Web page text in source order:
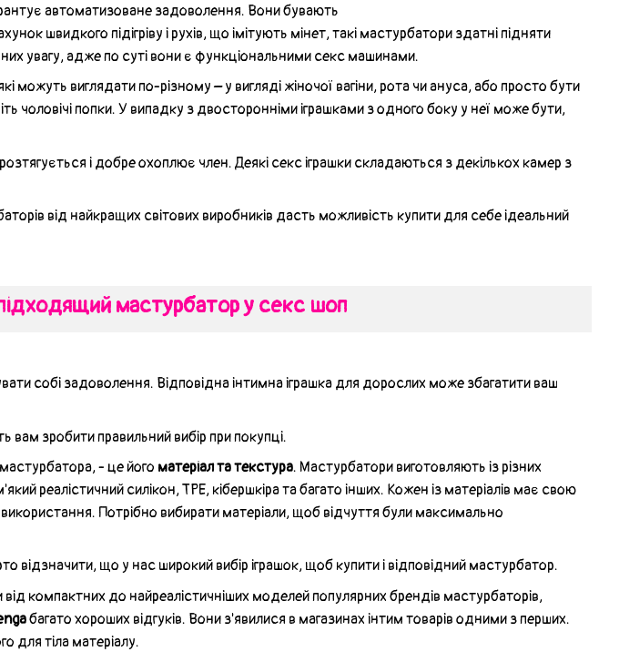
автоматизоване задоволення. Вони бувають
швидкого підігріву і рухів, що імітують мінет, такі мастурбатори здатні підняти
увагу, адже по суті вони є функціональними секс машинами.
можуть виглядати по-різному – у вигляді жіночої вагіни, рота чи ануса, або просто бути
чоловічі попки. У випадку з двосторонніми іграшками з одного боку у неї може бути,
і добре охоплює член. Деякі секс іграшки складаються з декількох камер з
від найкращих світових виробників дасть можливість купити для себе ідеальний
мастурбатор у секс шоп
собі задоволення. Відповідна інтимна іграшка для дорослих може збагатити ваш
зробити правильний вибір при покупці.
- це його матеріал та текстура. Мастурбатори виготовляють із різних
реалістичний силікон, TPE, кібершкіра та багато інших. Кожен із матеріалів має свою
використання. Потрібно вибирати матеріали, щоб відчуття були максимально
відзначити, що у нас широкий вибір іграшок, щоб купити і відповідний мастурбатор.
компактних до найреалістичніших моделей популярних брендів мастурбаторів,
багато хороших відгуків. Вони з'явилися в магазинах інтим товарів одними з перших.
для тіла матеріалу.